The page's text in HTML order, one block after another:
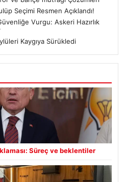
Seçimi Resmen Açıklandı!
Vurgu: Askeri Hazırlık
Kaygıya Sürükledi
Süreç ve beklentiler